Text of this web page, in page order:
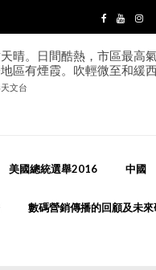
晴。日間酷熱，市區最高
區有煙霞。吹輕微至和緩西
天文台
美國總統選舉2016 中國
數碼營銷傳播的回顧及未來